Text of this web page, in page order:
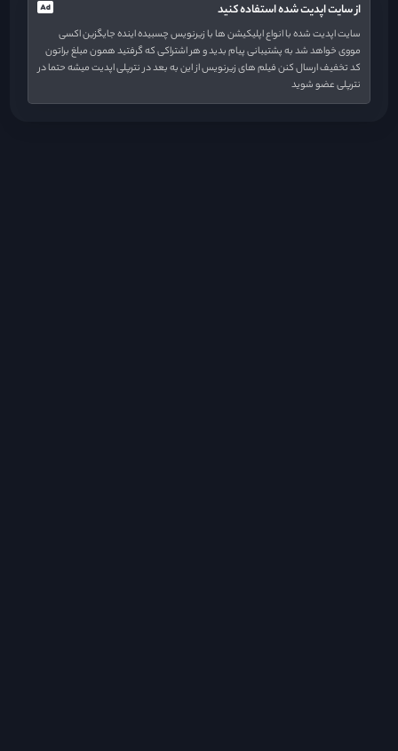
از سایت اپدیت شده استفاده کنید
سایت اپدیت شده با انواع اپلیکیشن ها با زیرنویس چسبیده اینده جایگزین اکسی
مووی خواهد شد به پشتیبانی پیام بدید و هر اشتراکی که گرفتید همون مبلغ براتون
کد تخفیف ارسال کنن فیلم های زیرنویس از این به بعد در نترپلی اپدیت میشه حتما در
نترپلی عضو شوید